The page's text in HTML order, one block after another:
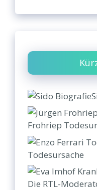
Frohriep
Todesursache
Die RTL-